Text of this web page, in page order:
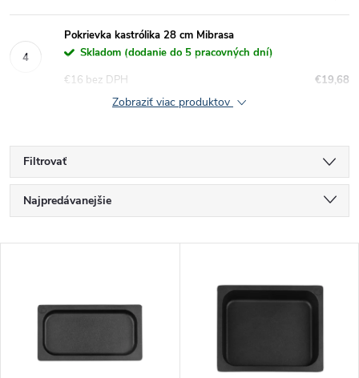
Pokrievka kastrólika 28 cm Mibrasa
Skladom (dodanie do 5 pracovných dní)
€19,68
€16 bez DPH
Zobraziť viac produktov
Filtrovať
R
a
Najpredávanejšie